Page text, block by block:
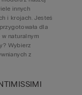
innych
i krojach. Jesteś
dla
naturalnym
Wybierz
z